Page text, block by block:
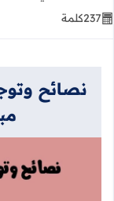
237كلمة
نصائح